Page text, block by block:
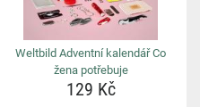
Weltbild Adventní kalendář Co
žena potřebuje
129 Kč